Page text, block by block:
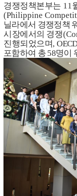
경쟁정책본부는 11
(Philippine
닐라에서 경쟁정책
시장에서의 경쟁
진행되었으며,
포함하여 총 58명이